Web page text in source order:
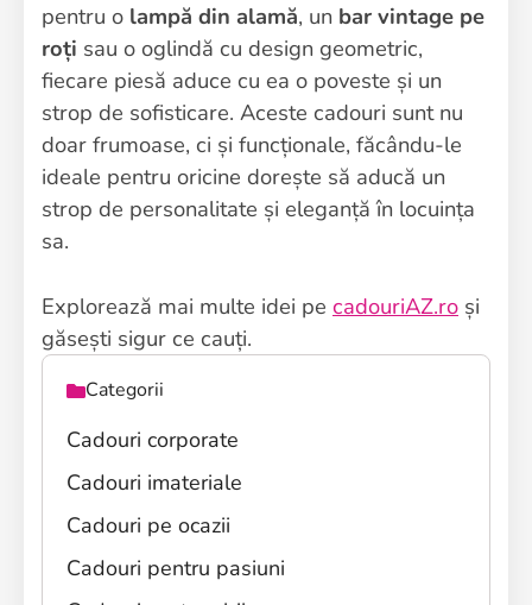
pentru o lampă din alamă, un bar vintage pe
roți sau o oglindă cu design geometric,
fiecare piesă aduce cu ea o poveste și un
strop de sofisticare. Aceste cadouri sunt nu
doar frumoase, ci și funcționale, făcându-le
ideale pentru oricine dorește să aducă un
strop de personalitate și eleganță în locuința
sa.
Explorează mai multe idei pe cadouriAZ.ro și
găsești sigur ce cauți.
Categorii
Cadouri corporate
Cadouri imateriale
Cadouri pe ocazii
Cadouri pentru pasiuni